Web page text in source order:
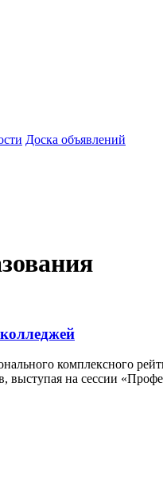
Доска объявлений
комплексного
на сессии